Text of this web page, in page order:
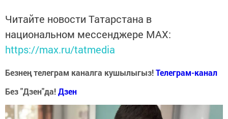
Читайте новости Татарстана в
национальном мессенджере MАХ:
https://max.ru/tatmedia
Безнең телеграм каналга кушылыгыз!Телеграм-канал
Без "Дзен"да!Дзен